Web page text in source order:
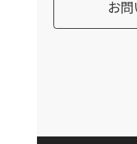
お